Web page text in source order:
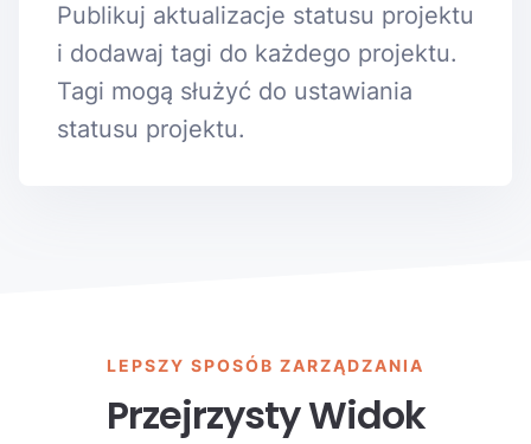
Publikuj aktualizacje statusu projektu
i dodawaj tagi do każdego projektu.
Tagi mogą służyć do ustawiania
statusu projektu.
LEPSZY SPOSÓB ZARZĄDZANIA
Przejrzysty Widok